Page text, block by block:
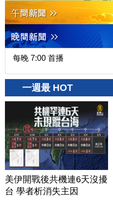
每晚 7:00 首播
一週最 HOT
美伊開戰後共機連6天沒擾
台 學者析消失主因